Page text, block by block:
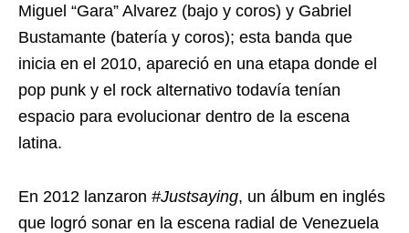
Miguel “Gara” Alvarez (bajo y coros) y Gabriel
Bustamante (batería y coros); esta banda que
inicia en el 2010, apareció en una etapa donde el
pop punk y el rock alternativo todavía tenían
espacio para evolucionar dentro de la escena
latina.
En 2012 lanzaron #Justsaying, un álbum en inglés
que logró sonar en la escena radial de Venezuela